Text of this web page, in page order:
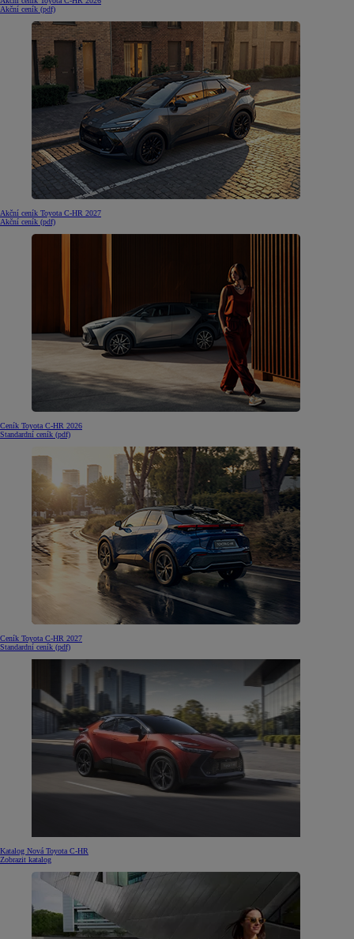
Akční ceník (pdf)
Akční ceník Toyota C-HR 2027
Akční ceník (pdf)
Ceník Toyota C-HR 2026
Standardní ceník (pdf)
Ceník Toyota C-HR 2027
Standardní ceník (pdf)
Katalog Nová Toyota C-HR
Zobrazit katalog